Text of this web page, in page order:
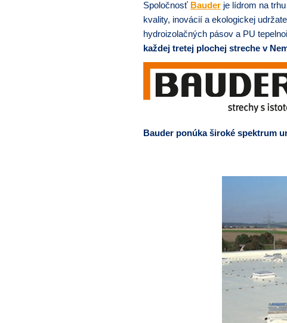
Spoločnosť Bauder je lídrom na
kvality, inovácií a ekologickej
hydroizolačných pásov a PU
každej tretej plochej streche v
Bauder ponúka široké spektrum